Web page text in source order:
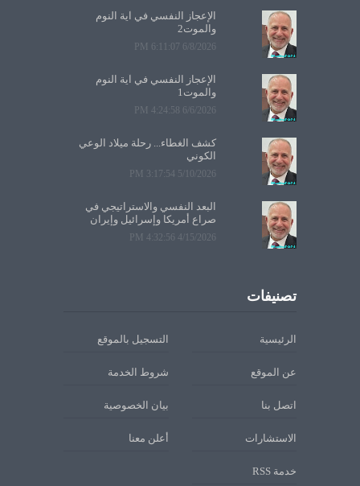
الإعجاز النفسي في آية النوم
والموت2
6/8/2026 6:11:07 PM
الإعجاز النفسي في آية النوم
والموت1
6/6/2026 4:24:58 PM
كشف الغطاء... رحلة ميلاد الوعي
الكوني
5/10/2026 3:17:54 PM
البعد النفسي والاستراتيجي في
صراع أمريكا وإسرائيل وإيران
4/15/2026 4:32:56 PM
تصنيفات
الرئيسية التسجيل بالموقع
عن الموقع شروط الخدمة
اتصل بنا بيان الخصوصية
الاستشارات أعلن معنا
خدمة RSS